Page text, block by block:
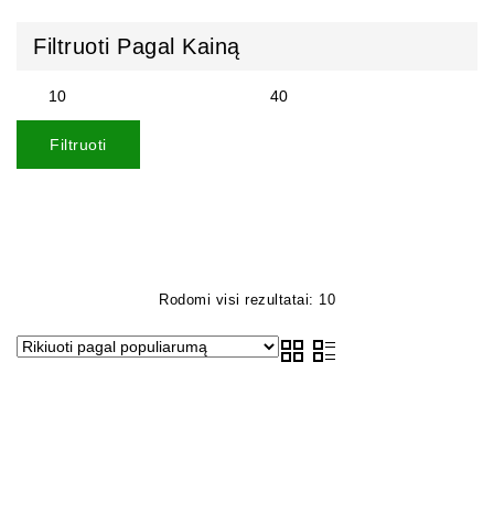
Rodomi visi rezultatai: 10
Filtruoti Pagal Kainą
Filtruoti